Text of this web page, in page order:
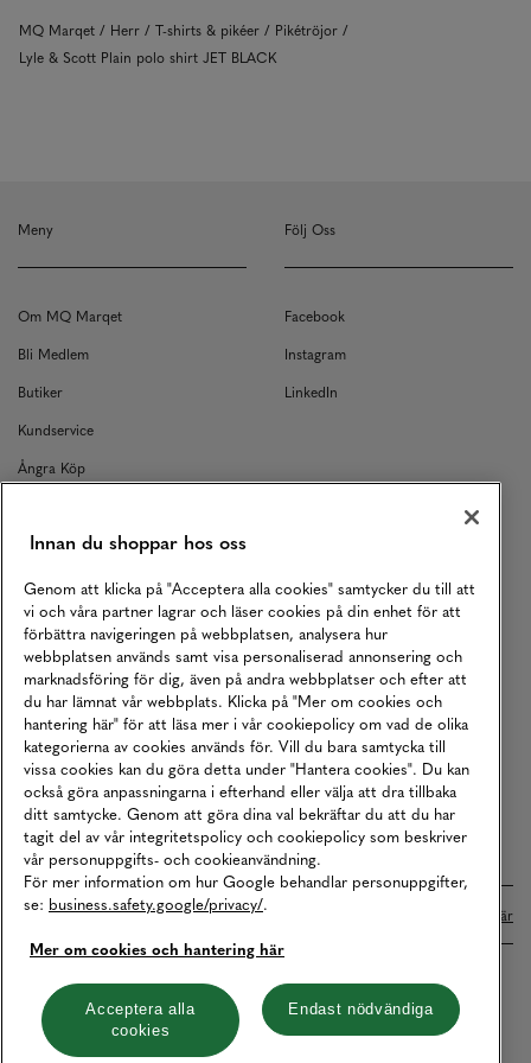
MQ Marqet Herr T-shirts & pikéer
Pikétröjor
Lyle & Scott Plain polo shirt JET BLACK
Meny
Om MQ Marqet
Bli Medlem
Butiker
Kundservice
Ångra Köp
Returer
Köpvillkor
Karriär
Vårt Ansvar
Våra Tjänster
Press
Studentrabatt
B2B
Tillgänglighetsredogörelse
Följ Oss
Facebook
Instagram
LinkedIn
Betalningar online sköts i samarbete med Klarna. Läs mer här
Cookies Integritetspolicy
Hantera cookies
Innan du shoppar hos oss
Genom att klicka på "Acceptera alla cookies" samtycker du till att
vi och våra partner lagrar och läser cookies på din enhet för att
förbättra navigeringen på webbplatsen, analysera hur
webbplatsen används samt visa personaliserad annonsering och
marknadsföring för dig, även på andra webbplatser och efter att
du har lämnat vår webbplats. Klicka på "Mer om cookies och
hantering här" för att läsa mer i vår cookiepolicy om vad de olika
kategorierna av cookies används för. Vill du bara samtycka till
vissa cookies kan du göra detta under "Hantera cookies". Du kan
också göra anpassningarna i efterhand eller välja att dra tillbaka
ditt samtycke. Genom att göra dina val bekräftar du att du har
tagit del av vår integritetspolicy och cookiepolicy som beskriver
vår personuppgifts- och cookieanvändning.
För mer information om hur Google behandlar personuppgifter,
se: business.safety.google/privacy/.
Mer om cookies och hantering här
Acceptera alla
cookies
Endast nödvändiga